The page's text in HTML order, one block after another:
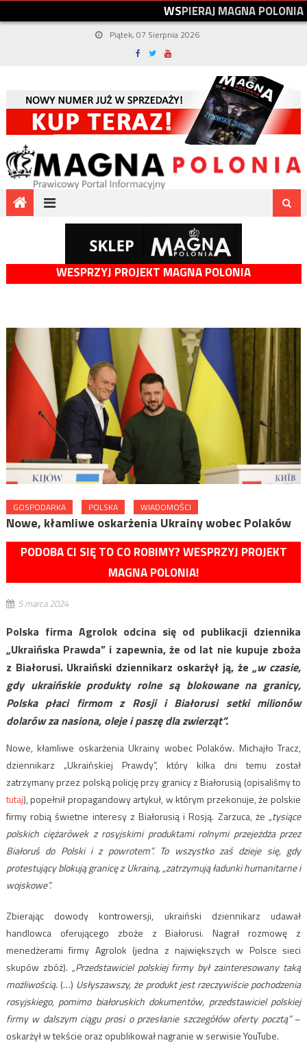
WSPIERAJMAGNAPOLONIA
Piątek, 07 Sierpnia 2026
WESPRZYJ PROJEKT MAGNA POLONIA
GOSPODARKA POLSKA WIADOMOŚCI
Nowe, kłamliwe oskarżenia Ukrainy wobec Polaków
PODOBA CI SIĘ TO CO ROBIMY? WESPRZYJ PROJEKT
MAGNA POLONIA!
5 marca 2024
Polska firma Agrolok odcina się od publikacji dziennika
„Ukraińska Prawda” i zapewnia, że od lat nie kupuje zboża
z Białorusi. Ukraiński dziennikarz oskarżył ją, że„w czasie,
gdy ukraińskie produkty rolne są blokowane na granicy,
Polska płaci firmom z Rosji i Białorusi setki milionów
dolarów za nasiona, oleje i paszę dla zwierząt”.
Nowe, kłamliwe oskarżenia Ukrainy wobec Polaków. Michajło Tracz,
dziennikarz „Ukraińskiej Prawdy”, który kilka dni temu został
zatrzymany przez polską policję przy granicy z Białorusią (opisaliśmy to
tutaj), popełnił propagandowy artykuł, w którym przekonuje, że polskie
firmy robią świetne interesy z Białorusią i Rosją. Zarzuca, że „tysiące
polskich ciężarówek z rosyjskimi produktami rolnymi przejeżdża przez
Białoruś do Polski i z powrotem”. To wszystko zaś dzieje się, gdy
protestujący blokują granicę z Ukrainą, „zatrzymują ładunki humanitarne i
wojskowe”.
Zbierając dowody kontrowersji, ukraiński dziennikarz udawał
handlowca oferującego zboże z Białorusi. Nagrał rozmowę z
menedżerami firmy Agrolok (jedna z największych w Polsce sieci
skupów zbóż). „Przedstawiciel polskiej firmy był zainteresowany taką
możliwością.(…) Usłyszawszy, że produkt jest rzeczywiście pochodzenia
rosyjskiego, pomimo białoruskich dokumentów, przedstawiciel polskiej
firmy w dalszym ciągu prosi o przesłanie szczegółów oferty pocztą”–
oskarżył w tekście oraz opublikował nagranie w serwisie YouTube.